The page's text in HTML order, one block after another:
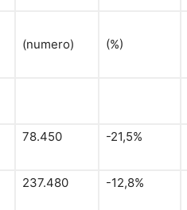
(numero) (%)
78.450 -21,5%
237.480 -12,8%